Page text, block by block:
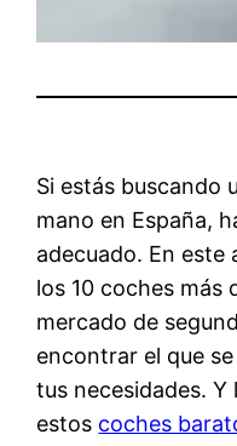
Si estás buscando
mano en España,
adecuado. En
los 10 coches más
mercado de
encontrar el que
tus necesidades.
estos coches